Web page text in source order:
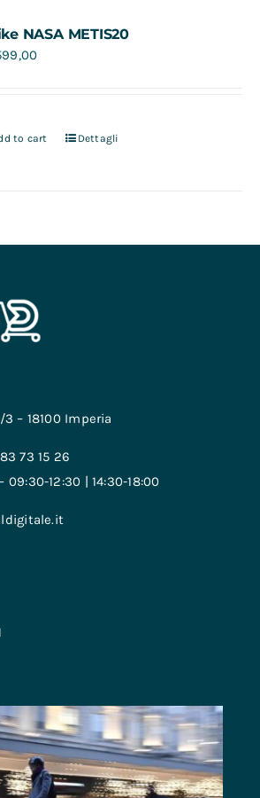
NASA METIS20
to cart Dettagli
– 18100 Imperia
73 15 26
09:30-12:30 | 14:30-18:00